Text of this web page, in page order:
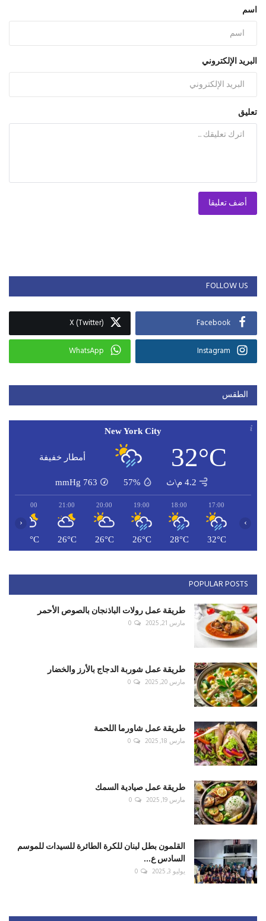
اسم
البريد الإلكتروني
تعليق
أضف تعليقا
FOLLOW US
Facebook
X (Twitter)
Instagram
WhatsApp
الطقس
New York City
32°C أمطار خفيفة
4.2 م\ث 57%
763
mmHg
17:00
32°C
18:00
28°C
19:00
26°C
20:00
26°C
21:00
26°C
22:00
26°C
‹ ›
POPULAR POSTS
طريقة عمل رولات الباذنجان بالصوص الأحمر
مارس 21, 2025 0
طريقة عمل شوربة الدجاج بالأرز والخضار
مارس 20, 2025 0
طريقة عمل شاورما اللحمة
مارس 18, 2025 0
طريقة عمل صيادية السمك
مارس 19, 2025 0
القلمون بطل لبنان للكرة الطائرة للسيدات للموسم
السادس ع...
يوليو 3, 2025 0